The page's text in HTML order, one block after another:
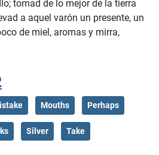
tomad de lo mejor de la tierra
a aquel varón un presente, un
de miel, aromas y mirra,
Mouths Perhaps
Silver Take